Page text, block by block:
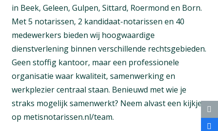
in Beek, Geleen, Gulpen, Sittard, Roermond en Born.
Met 5 notarissen, 2 kandidaat-notarissen en 40
medewerkers bieden wij hoogwaardige
dienstverlening binnen verschillende rechtsgebieden.
Geen stoffig kantoor, maar een professionele
organisatie waar kwaliteit, samenwerking en
werkplezier centraal staan. Benieuwd met wie je
straks mogelijk samenwerkt? Neem alvast een kijkje
op metisnotarissen.nl/team.